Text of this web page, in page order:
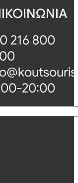
216 800
20:00